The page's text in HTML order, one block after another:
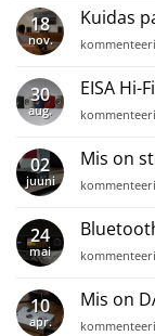
kuidas
hooldada
18
nov.
Kuidas
Kuidas
teleri
heli?
30
aug.
EISA Hi-
EISA
Fi
auhinnad
2023-
02
juuni
Mis on
Mis
striimer
ja
kuidas
valida?
24
mai
Bluetooth
Wifi?
10
apr.
Mis on
Mis